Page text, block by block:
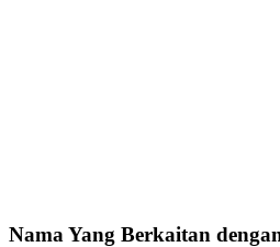
Nama Yang Berkaitan